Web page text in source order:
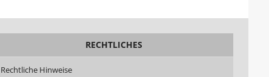
RECHTLICHES
Rechtliche Hinweise